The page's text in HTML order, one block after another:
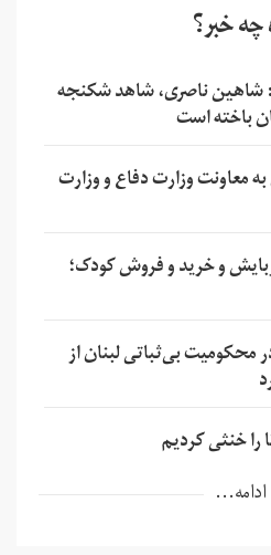
چه خبر؟
شاهین ناصری، شاهد شکنجه
باخته است
معاونت وزارت دفاع و وزارت
و خرید و فروش کودک؛
محکومیت بی‌ثباتی لبنان از
خنثی کردیم
ادامه...